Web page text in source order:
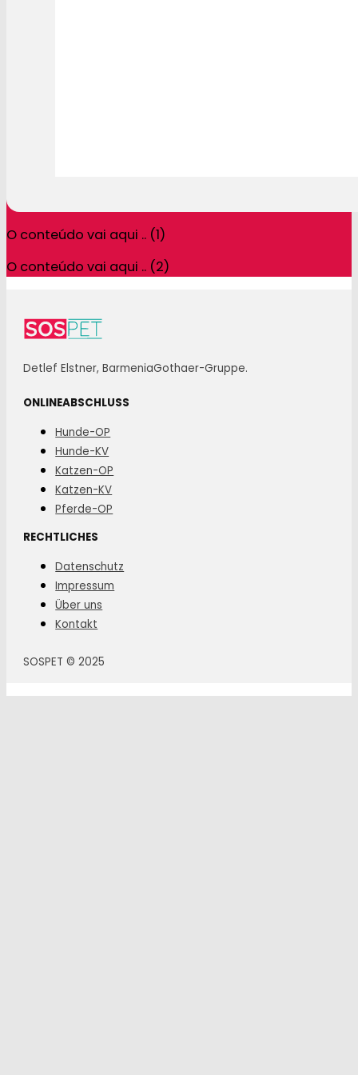
O conteúdo vai aqui .. (1)
O conteúdo vai aqui .. (2)
Detlef Elstner, BarmeniaGothaer-Gruppe.
ONLINEABSCHLUSS
Hunde-OP
Hunde-KV
Katzen-OP
Katzen-KV
Pferde-OP
RECHTLICHES
Datenschutz
Impressum
Über uns
Kontakt
SOSPET © 2025